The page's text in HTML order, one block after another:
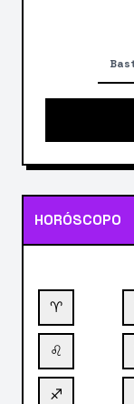
HORÓSCOPO
♈
♌
♐